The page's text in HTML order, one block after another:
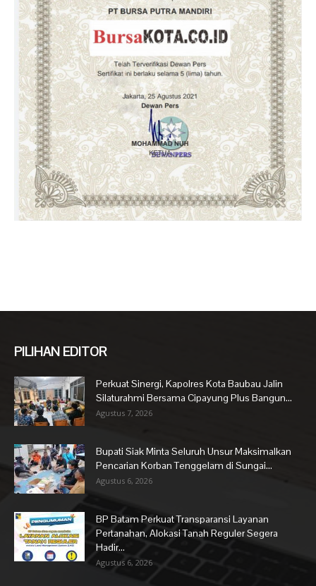
PILIHAN EDITOR
Perkuat Sinergi, Kapolres Kota Baubau Jalin
Silaturahmi Bersama Cipayung Plus Bangun...
Agustus 7, 2026
Bupati Siak Minta Seluruh Unsur Maksimalkan
Pencarian Korban Tenggelam di Sungai...
Agustus 6, 2026
BP Batam Perkuat Transparansi Layanan
Pertanahan, Alokasi Tanah Reguler Segera
Hadir...
Agustus 6, 2026